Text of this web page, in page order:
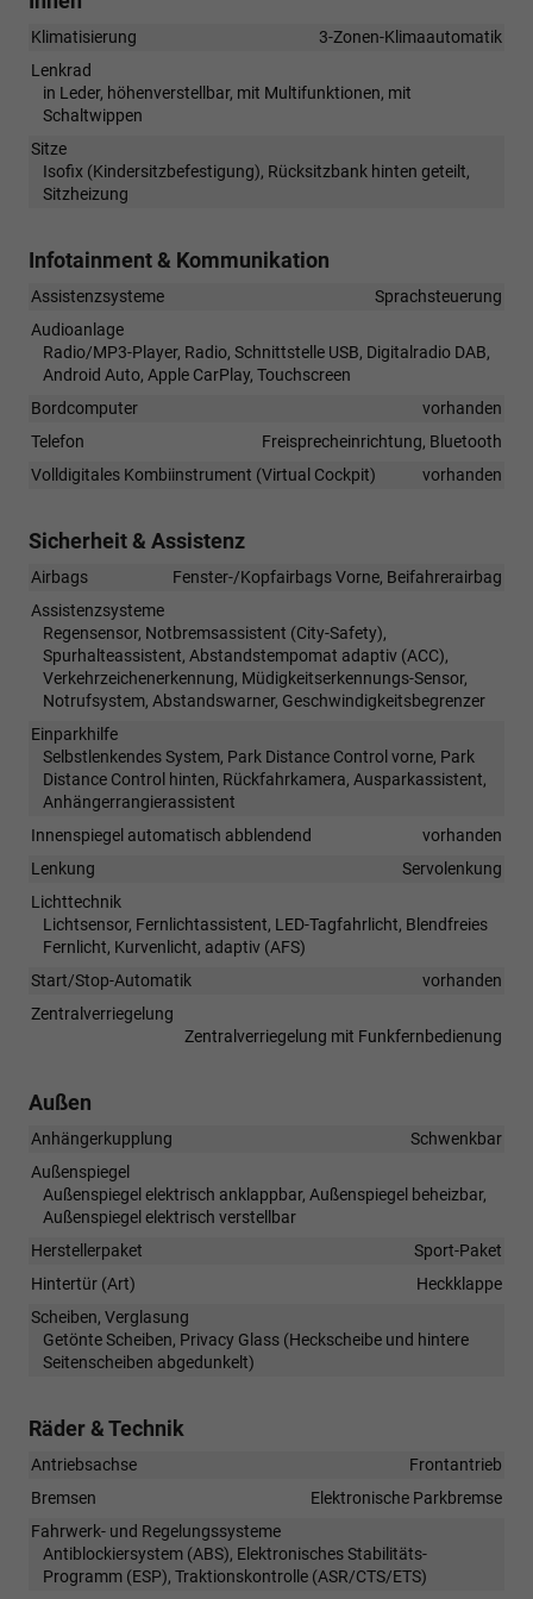
Klimatisierung
3-Zonen-Klimaautomatik
Lenkrad
in Leder, höhenverstellbar, mit Multifunktionen, mit
Schaltwippen
Sitze
Isofix (Kindersitzbefestigung), Rücksitzbank hinten geteilt,
Sitzheizung
Infotainment & Kommunikation
Assistenzsysteme
Sprachsteuerung
Audioanlage
Radio/MP3-Player, Radio, Schnittstelle USB, Digitalradio DAB,
Android Auto, Apple CarPlay, Touchscreen
Bordcomputer
vorhanden
Telefon
Freisprecheinrichtung, Bluetooth
Volldigitales Kombiinstrument (Virtual Cockpit)
vorhanden
Sicherheit & Assistenz
Airbags
Fenster-/Kopfairbags Vorne, Beifahrerairbag
Assistenzsysteme
Regensensor, Notbremsassistent (City-Safety),
Spurhalteassistent, Abstandstempomat adaptiv (ACC),
Verkehrzeichenerkennung, Müdigkeitserkennungs-Sensor,
Notrufsystem, Abstandswarner, Geschwindigkeitsbegrenzer
Einparkhilfe
Selbstlenkendes System, Park Distance Control vorne, Park
Distance Control hinten, Rückfahrkamera, Ausparkassistent,
Anhängerrangierassistent
Innenspiegel automatisch abblendend
vorhanden
Lenkung
Servolenkung
Lichttechnik
Lichtsensor, Fernlichtassistent, LED-Tagfahrlicht, Blendfreies
Fernlicht, Kurvenlicht, adaptiv (AFS)
Start/Stop-Automatik
vorhanden
Zentralverriegelung
Zentralverriegelung mit Funkfernbedienung
Außen
Anhängerkupplung
Schwenkbar
Außenspiegel
Außenspiegel elektrisch anklappbar, Außenspiegel beheizbar,
Außenspiegel elektrisch verstellbar
Herstellerpaket
Sport-Paket
Hintertür (Art)
Heckklappe
Scheiben, Verglasung
Getönte Scheiben, Privacy Glass (Heckscheibe und hintere
Seitenscheiben abgedunkelt)
Räder & Technik
Antriebsachse
Frontantrieb
Bremsen
Elektronische Parkbremse
Fahrwerk- und Regelungssysteme
Antiblockiersystem (ABS), Elektronisches Stabilitäts-
Programm (ESP), Traktionskontrolle (ASR/CTS/ETS)